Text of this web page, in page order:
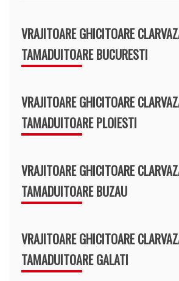
VRAJITOARE GHICITOARE
TAMADUITOARE BUCURESTI
VRAJITOARE GHICITOARE
TAMADUITOARE PLOIESTI
VRAJITOARE GHICITOARE
TAMADUITOARE BUZAU
VRAJITOARE GHICITOARE
TAMADUITOARE GALATI